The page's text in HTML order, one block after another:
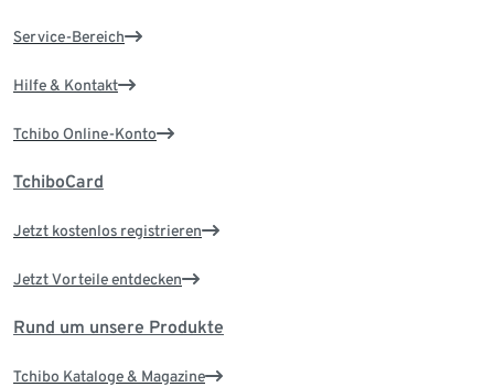
Service-Bereich
Hilfe & Kontakt
Tchibo Online-Konto
TchiboCard
Jetzt kostenlos registrieren
Jetzt Vorteile entdecken
Rund um unsere Produkte
Tchibo Kataloge & Magazine